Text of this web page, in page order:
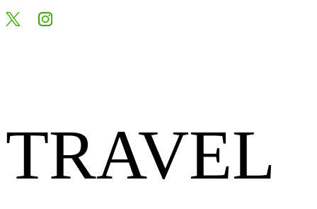
TRAVEL